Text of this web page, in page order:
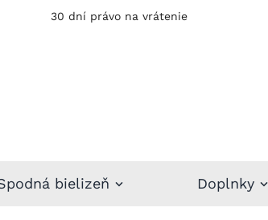
30 dní právo na vrátenie
bielizeň Doplnky